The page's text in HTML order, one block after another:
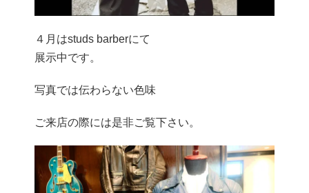
４月はstuds barberにて
展示中です。
写真では伝わらない色味
ご来店の際には是非ご覧下さい。